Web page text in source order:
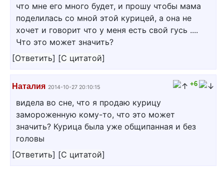
что мне его много будет, и прошу чтобы мама
поделилась со мной этой курицей, а она не
хочет и говорит что у меня есть свой гусь ....
Что это может значить?
[Ответить] [С цитатой]
Наталия 2014-10-27 20:10:15 +6
видела во сне, что я продаю курицу
замороженную кому-то, что это может
значить? Курица была уже общипанная и без
головы
[Ответить] [С цитатой]